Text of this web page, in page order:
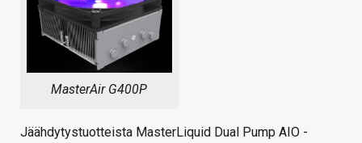
MasterAir G400P
Jäähdytystuotteista MasterLiquid Dual Pump AIO -